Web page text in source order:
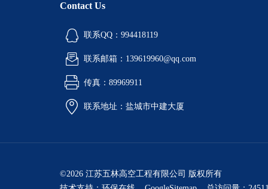
Contact Us
联系QQ：994418119
联系邮箱：139619960@qq.com
传真：89969911
联系地址：盐城市中建大厦
©2026 江苏五林高空工程有限公司 版权所有